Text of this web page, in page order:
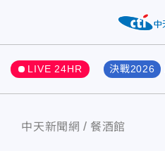
LIVE 24HR 決戰2026
中天新聞網 餐酒館